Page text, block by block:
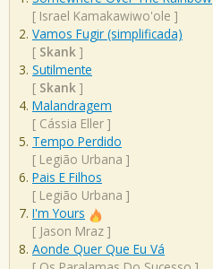
[ Israel Kamakawiwo'ole ]
Vamos Fugir (simplificada)
[ Skank ]
Sutilmente
[ Skank ]
Malandragem
[ Cássia Eller ]
Tempo Perdido
[ Legião Urbana ]
Pais E Filhos
[ Legião Urbana ]
I'm Yours
[ Jason Mraz ]
Aonde Quer Que Eu Vá